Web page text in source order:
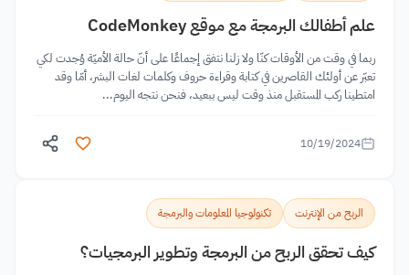
علم أطفالك البرمجة مع موقع CodeMonkey
ربما في وقت من الأوقات كنّا ولا زلنا نتفق إجماعًا على أنّ حالة الأميّة وُجدت لكي
تعبّر عن أولئك القاصرين في كتابة وقراءة حروف وكلمات لغات البشر، أمّا وقد
امتطينا ركب المستقبل منذ وقت ليس ببعيد، فنحن نتجه اليوم...
10/19/2024
الربح من الإنترنت تكنولوجيا المعلومات والبرمجة
كيف تحقق الربح من البرمجة وتطوير البرمجيات؟